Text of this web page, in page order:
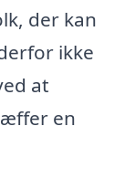
der kan
ikke
at
en